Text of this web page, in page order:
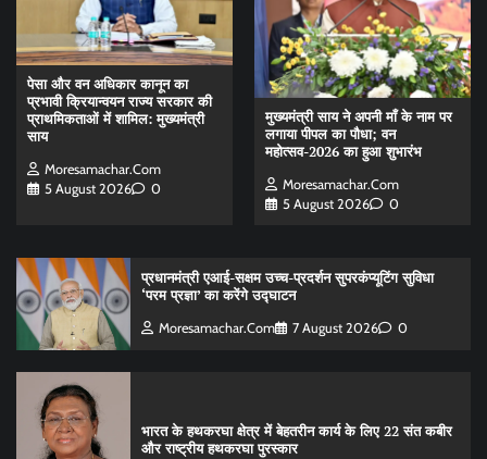
पेसा और वन अधिकार कानून का
प्रभावी क्रियान्वयन राज्य सरकार की
प्राथमिकताओं में शामिल: मुख्यमंत्री
साय
Moresamachar.com
5 August 2026
0
मुख्यमंत्री साय ने अपनी माँ के नाम पर
लगाया पीपल का पौधा; वन
महोत्सव-2026 का हुआ शुभारंभ
Moresamachar.com
5 August 2026
0
प्रधानमंत्री एआई-सक्षम उच्च-प्रदर्शन सुपरकंप्यूटिंग सुविधा
‘परम प्रज्ञा’ का करेंगे उद्घाटन
Moresamachar.com 7 August 2026 0
भारत के हथकरघा क्षेत्र में बेहतरीन कार्य के लिए 22 संत कबीर
और राष्ट्रीय हथकरघा पुरस्कार